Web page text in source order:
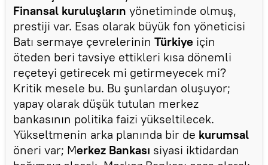
Finansal kuruluşların yönetiminde olmuş,
prestiji var. Esas olarak büyük fon yöneticisi
Batı sermaye çevrelerinin Türkiye için
öteden beri tavsiye ettikleri kısa dönemli
reçeteyi getirecek mi getirmeyecek mi?
Kritik mesele bu. Bu şunlardan oluşuyor;
yapay olarak düşük tutulan merkez
bankasının politika faizi yükseltilecek.
Yükseltmenin arka planında bir de kurumsal
öneri var; Merkez Bankası siyasi iktidardan